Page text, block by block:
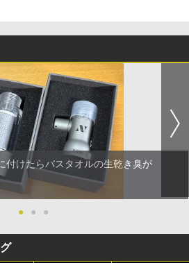
付けたらバスタオルの生乾き臭が
● ● ●